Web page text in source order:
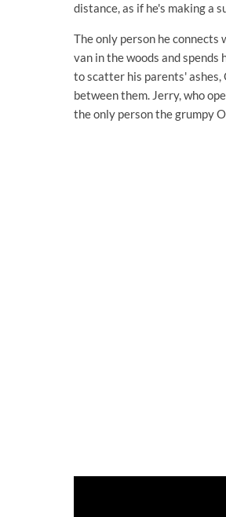
distance, as if he's making a
The only person he connects
van in the woods and spends
to scatter his parents' ashes,
between them. Jerry, who
the only person the grumpy